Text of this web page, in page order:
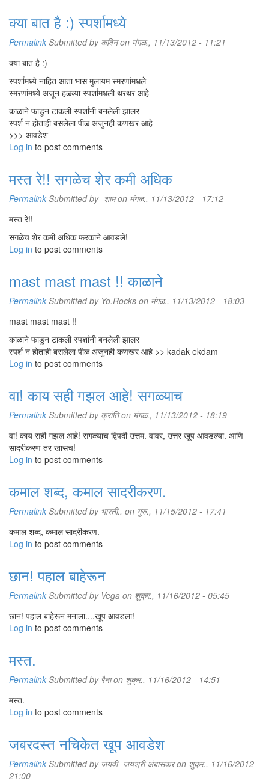
क्या बात है :) स्पर्शामध्ये
Permalink Submitted by कविनon मंगळ., 11/13/2012 - 11:21
क्या बात है :)
स्पर्शामध्ये नाहित आता भास मुलायम स्मरणांमधले
स्मरणांमध्ये अजून हळव्या स्पर्शामधली थरथर आहे
काळाने फाडून टाकली स्पर्शांनी बनलेली झालर
स्पर्श न होताही बसलेला पीळ अजुनही कणखर आहे
>>> आवडेश
Log in to post comments
मस्त रे!! सगळेच शेर कमी अधिक
Permalink Submitted by-शामon मंगळ., 11/13/2012 - 17:12
मस्त रे!!
सगळेच शेर कमी अधिक फरकाने आवडले!
Log in to post comments
mast mast mast !! काळाने
Permalink Submitted by Yo.Rocks on मंगळ., 11/13/2012 - 18:03
mast mast mast !!
काळाने फाडून टाकली स्पर्शांनी बनलेली झालर
स्पर्श न होताही बसलेला पीळ अजुनही कणखर आहे >> kadak ekdam
Log in to post comments
वा! काय सही गझल आहे! सगळ्याच
Permalink Submitted by क्रांतिon मंगळ., 11/13/2012 - 18:19
वा! काय सही गझल आहे! सगळ्याच द्विपदी उत्तम. वावर, उत्तर खूप आवडल्या. आणि
सादरीकरण तर खासच!
Log in to post comments
कमाल शब्द, कमाल सादरीकरण.
Permalink Submitted by भारती.. on गुरु., 11/15/2012 - 17:41
कमाल शब्द, कमाल सादरीकरण.
Log in to post comments
छान! पहाल बाहेरून
Permalink Submitted by Vega on शुक्र., 11/16/2012 - 05:45
छान! पहाल बाहेरून मनाला....खूप आवडला!
Log in to post comments
मस्त.
Permalink Submitted by रैनाon शुक्र., 11/16/2012 - 14:51
मस्त.
Log in to post comments
जबरदस्त नचिकेत खूप आवडेश
Permalink Submitted by जयवी -जयश्री अंबासकरon शुक्र., 11/16/2012 -
21:00